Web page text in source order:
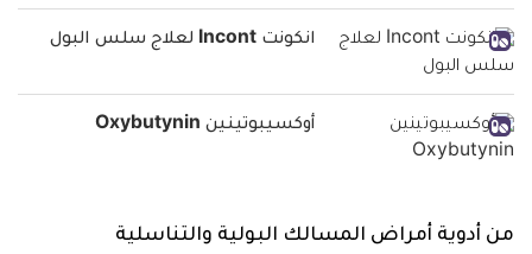
انكونت Incont لعلاج سلس البول
أوكسيبوتينين Oxybutynin
من أدوية أمراض المسالك البولية والتناسلية